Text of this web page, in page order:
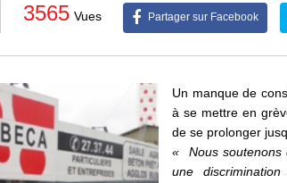
3565 Vues Partager sur Facebook
Un manque de
à se mettre en
de se prolonger
« Nous soutenons
une